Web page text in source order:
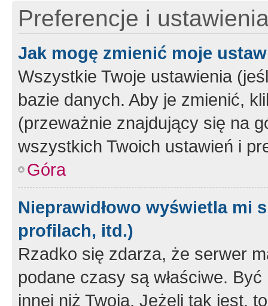
Preferencje i
Jak mogę zmienić moje
Wszystkie Twoje ustawienia
bazie danych. Aby je zmienić,
(przeważnie znajdujący się na
wszystkich Twoich ustawień i
Góra
Nieprawidłowo wyświetla mi
profilach, itd.)
Rzadko się zdarza, że serwer
podane czasy są właściwe.
innej niż Twoja. Jeżeli tak jest,